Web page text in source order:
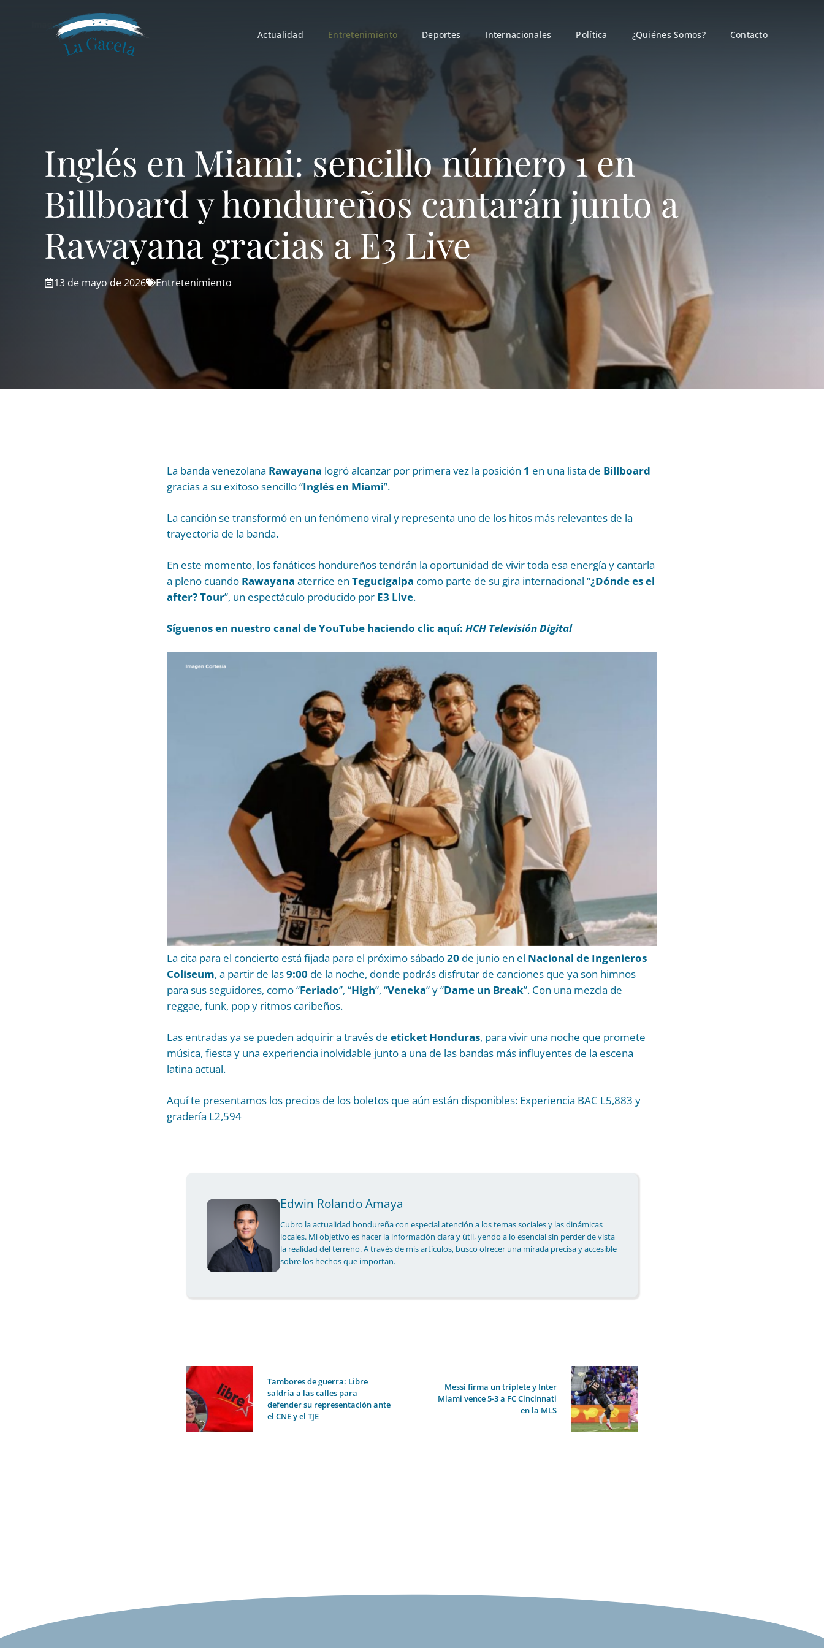
Actualidad Entretenimiento Deportes Internacionales Política ¿Quiénes Somos? Contacto
Inglés en Miami: sencillo número 1 en
Billboard y hondureños cantarán junto a
Rawayana gracias a E3 Live
13 de mayo de 2026 Entretenimiento
La banda venezolana Rawayana logró alcanzar por primera vez la posición 1 en una lista de Billboard
gracias a su exitoso sencillo “Inglés en Miami”.
La canción se transformó en un fenómeno viral y representa uno de los hitos más relevantes de la
trayectoria de la banda.
En este momento, los fanáticos hondureños tendrán la oportunidad de vivir toda esa energía y cantarla
a pleno cuando Rawayana aterrice en Tegucigalpa como parte de su gira internacional “¿Dónde es el
after? Tour”, un espectáculo producido por E3 Live.
Síguenos en nuestro canal de YouTube haciendo clic aquí: HCH Televisión Digital
La cita para el concierto está fijada para el próximo sábado20 de junio en el Nacional de Ingenieros
Coliseum, a partir de las9:00 de la noche, donde podrás disfrutar de canciones que ya son himnos
para sus seguidores, como “Feriado”, “High”, “Veneka” y “Dame un Break”. Con una mezcla de
reggae, funk, pop y ritmos caribeños.
Las entradas ya se pueden adquirir a través de eticket Honduras, para vivir una noche que promete
música, fiesta y una experiencia inolvidable junto a una de las bandas más influyentes de la escena
latina actual.
Aquí te presentamos los precios de los boletos que aún están disponibles: Experiencia BAC L5,883 y
gradería L2,594
Edwin Rolando Amaya
Cubro la actualidad hondureña con especial atención a los temas sociales y las dinámicas
locales. Mi objetivo es hacer la información clara y útil, yendo a lo esencial sin perder de vista
la realidad del terreno. A través de mis artículos, busco ofrecer una mirada precisa y accesible
sobre los hechos que importan.
Tambores de guerra: Libre
saldría a las calles para
defender su representación ante
el CNE y el TJE
Messi firma un triplete y Inter
Miami vence 5-3 a FC Cincinnati
en la MLS